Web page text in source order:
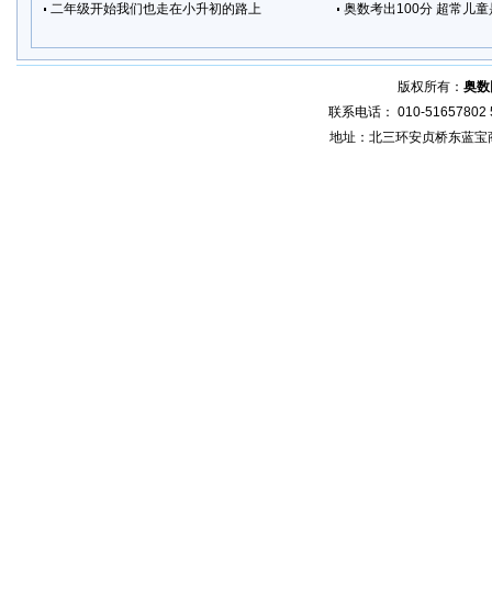
二年级开始我们也走在小升初的路上
奥数考出100分 超常儿
版权所有： 奥数
联系电话： 010-
地址：北三环安贞桥东蓝